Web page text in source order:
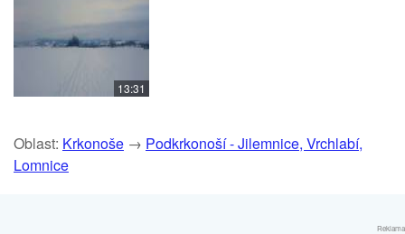
13:31
Oblast: Krkonoše → Podkrkonoší - Jilemnice, Vrchlabí,
Lomnice
Reklama